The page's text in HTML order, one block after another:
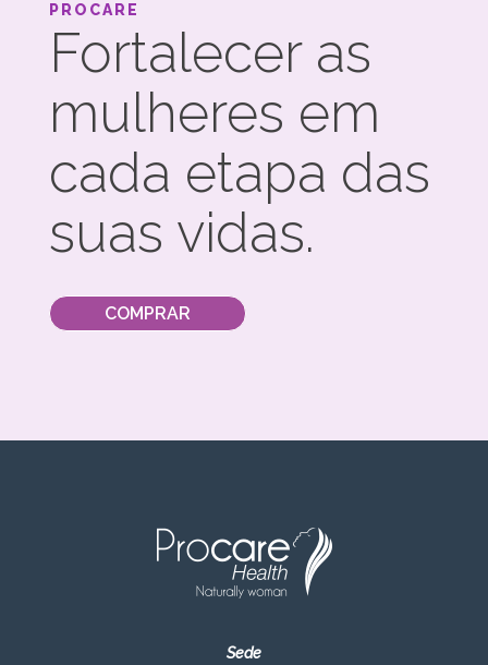
PROCARE
Fortalecer as
mulheres em
cada etapa das
suas vidas.
COMPRAR
Sede